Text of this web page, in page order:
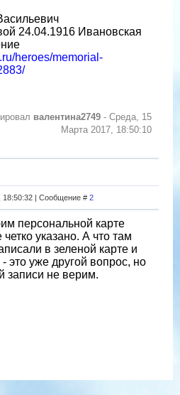
24.04.1916 Ивановская
heroes/memorial-
валентина2749 - Среда, 15
Марта 2017, 18:50:10
18:50:32 | Сообщение # 2
персональной карте
указано. А что там
в зеленой карте и
- это уже другой вопрос, но
записи не верим.